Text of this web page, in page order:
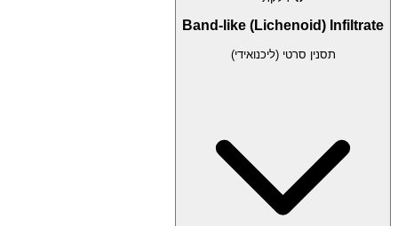
Band-like (Lichenoid) Infiltrate
תסנין סרטי (ליכנואידי)